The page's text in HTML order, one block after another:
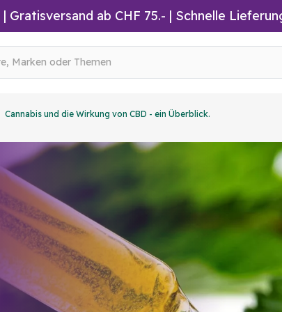
| Gratisversand ab CHF 75.- | Schnelle
Cannabis und die Wirkung von CBD - ein Überblick.